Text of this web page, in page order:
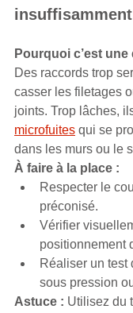
Pourquoi c’est une
Des raccords trop
casser les filetages
joints. Trop lâches,
microfuites qui se
dans les murs ou le
À faire à la place :
Respecter le
préconisé.
Vérifier
positionnement
Réaliser un test
sous pression
Astuce : Utilisez du